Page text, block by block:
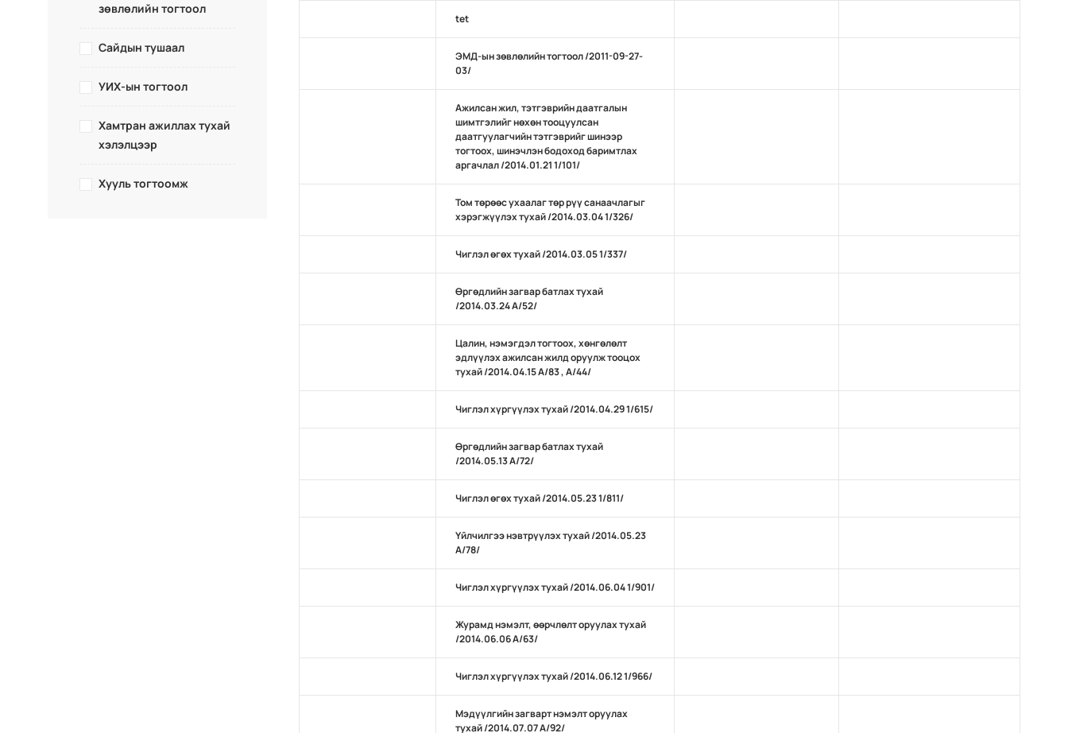
зөвлөлийн тогтоол
Сайдын тушаал
УИХ-ын тогтоол
Хамтран ажиллах тухай
хэлэлцээр
Хууль тогтоомж
tet
ЭМД-ын зөвлөлийн тогтоол /2011-09-27-
03/
Ажилсан жил, тэтгэврийн даатгалын
шимтгэлийг нөхөн тооцуулсан
даатгуулагчийн тэтгэврийг шинээр
тогтоох, шинэчлэн бодоход баримтлах
аргачлал /2014.01.21 1/101/
Том төрөөс ухаалаг төр рүү санаачлагыг
хэрэгжүүлэх тухай /2014.03.04 1/326/
Чиглэл өгөх тухай /2014.03.05 1/337/
Өргөдлийн загвар батлах тухай
/2014.03.24 А/52/
Цалин, нэмэгдэл тогтоох, хөнгөлөлт
эдлүүлэх ажилсан жилд оруулж тооцох
тухай /2014.04.15 А/83 , А/44/
Чиглэл хүргүүлэх тухай /2014.04.29 1/615/
Өргөдлийн загвар батлах тухай
/2014.05.13 А/72/
Чиглэл өгөх тухай /2014.05.23 1/811/
Үйлчилгээ нэвтрүүлэх тухай /2014.05.23
А/78/
Чиглэл хүргүүлэх тухай /2014.06.04 1/901/
Журамд нэмэлт, өөрчлөлт оруулах тухай
/2014.06.06 А/63/
Чиглэл хүргүүлэх тухай /2014.06.12 1/966/
Мэдүүлгийн загварт нэмэлт оруулах
тухай /2014.07.07 А/92/